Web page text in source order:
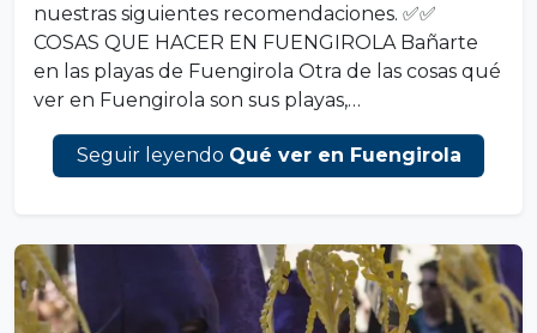
nuestras siguientes recomendaciones. ✅✅
COSAS QUE HACER EN FUENGIROLA Bañarte
en las playas de Fuengirola Otra de las cosas qué
ver en Fuengirola son sus playas,…
Seguir leyendo Qué ver en Fuengirola